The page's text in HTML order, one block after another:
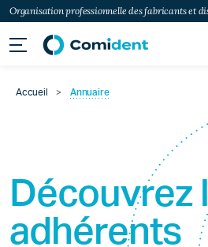
Organisation professionnelle des fabricants et
Accueil > Annuaire
Découvrez
adhérents